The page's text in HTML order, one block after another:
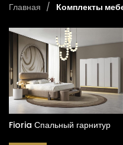
Спальные
Главная Комплекты
Fioria Спальный гарнитур